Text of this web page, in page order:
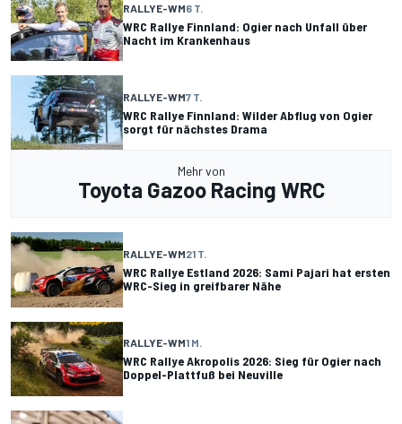
RALLYE-WM6 T.
WRC Rallye Finnland: Ogier nach Unfall über
Nacht im Krankenhaus
RALLYE-WM7 T.
WRC Rallye Finnland: Wilder Abflug von Ogier
sorgt für nächstes Drama
Mehr von
Toyota Gazoo Racing WRC
RALLYE-WM21 T.
WRC Rallye Estland 2026: Sami Pajari hat ersten
WRC-Sieg in greifbarer Nähe
RALLYE-WM1 M.
WRC Rallye Akropolis 2026: Sieg für Ogier nach
Doppel-Plattfuß bei Neuville